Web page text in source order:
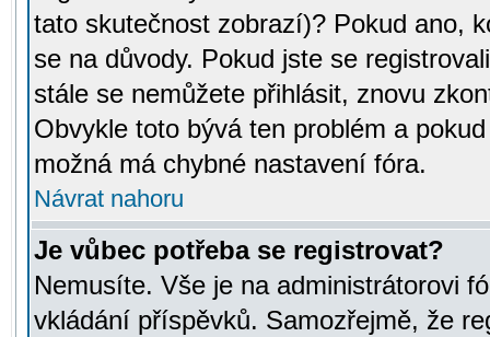
tato skutečnost zobrazí)? Pokud ano,
se na důvody. Pokud jste se
stále se nemůžete přihlásit, znovu
Obvykle toto bývá ten problém a
možná má chybné nastavení fóra.
Návrat nahoru
Je vůbec potřeba se registrovat?
Nemusíte. Vše je na administrátorovi
vkládání příspěvků. Samozřejmě, že